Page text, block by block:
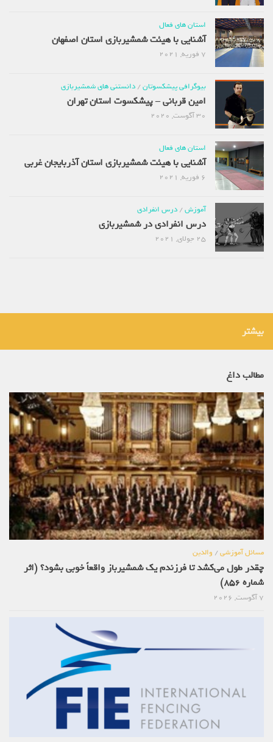
استان های فعال
آشنایی با هیئت شمشیربازی استان اصفهان
7 فوریه, 2021
بیوگرافی پیشکسوتان/ دانستنی های شمشیربازی
امین قربانی – پیشکسوت استان تهران
30 آگوست, 2020
استان های فعال
آشنایی با هیئت شمشیربازی استان آذربایجان غربی
6 فوریه, 2021
آموزش/ درس انفرادی
درس انفرادی در شمشیربازی
25 جولای, 2021
بیشتر
مطالب داغ
مسائل آموزشی/ والدین
چقدر طول می‌کشد تا فرزندم یک شمشیرباز واقعاً خوبی بشود؟ (اثر
شماره 856)
7 آگوست, 2026